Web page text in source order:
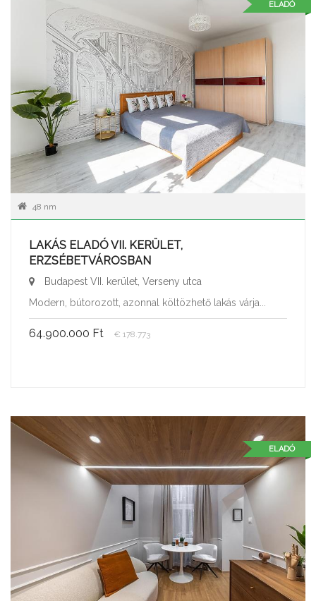
ELADÓ
48 nm
LAKÁS ELADÓ VII. KERÜLET,
ERZSÉBETVÁROSBAN
Budapest VII. kerület, Verseny utca
Modern, bútorozott, azonnal költözhető lakás várja...
64.900.000 Ft € 178.773
ELADÓ